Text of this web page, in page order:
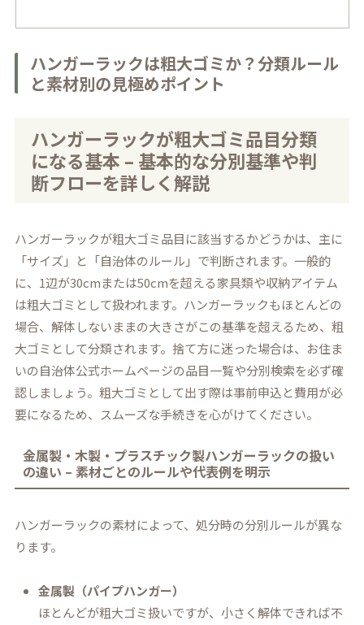
ハンガーラックは粗大ゴミか？分類ルール
と素材別の見極めポイント
ハンガーラックが粗大ゴミ品目分類
になる基本 – 基本的な分別基準や判
断フローを詳しく解説
ハンガーラックが粗大ゴミ品目に該当するかどうかは、主に
「サイズ」と「自治体のルール」で判断されます。一般的
に、1辺が30cmまたは50cmを超える家具類や収納アイテム
は粗大ゴミとして扱われます。ハンガーラックもほとんどの
場合、解体しないままの大きさがこの基準を超えるため、粗
大ゴミとして分類されます。捨て方に迷った場合は、お住ま
いの自治体公式ホームページの品目一覧や分別検索を必ず確
認しましょう。粗大ゴミとして出す際は事前申込と費用が必
要になるため、スムーズな手続きを心がけてください。
金属製・木製・プラスチック製ハンガーラックの扱い
の違い – 素材ごとのルールや代表例を明示
ハンガーラックの素材によって、処分時の分別ルールが異な
ります。
金属製（パイプハンガー）
ほとんどが粗大ゴミ扱いですが、小さく解体できれば不